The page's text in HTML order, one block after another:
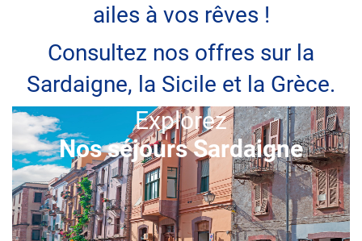
ailes à vos rêves !
Consultez nos offres sur la
Sardaigne, la Sicile et la Grèce.
Explorez
Nos séjours Sardaigne